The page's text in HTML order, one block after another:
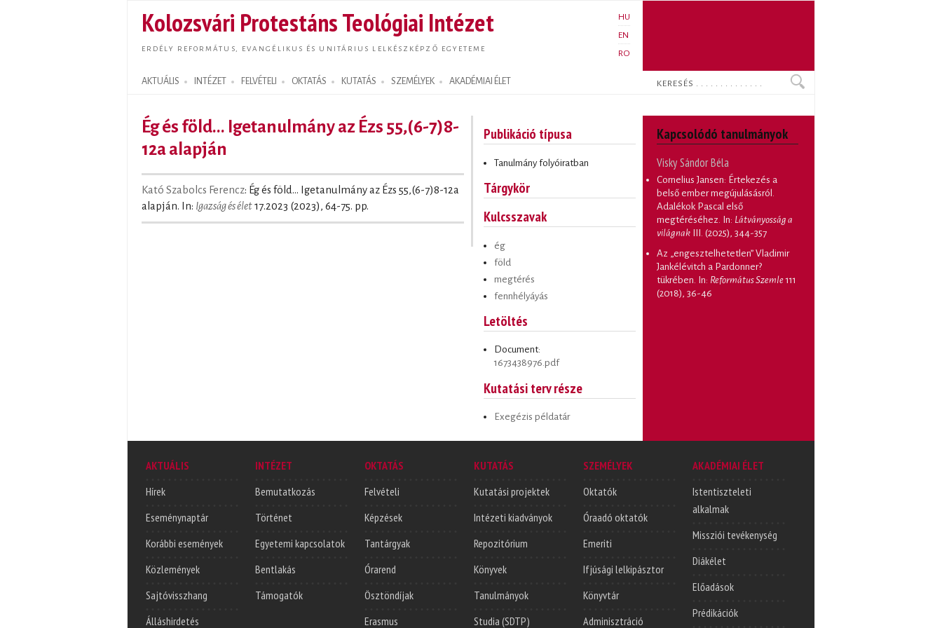
tartalomra
Kolozsvári Protestáns Teológiai Intézet
ERDÉLY REFORMÁTUS, EVANGÉLIKUS ÉS UNITÁRIUS LELKÉSZKÉPZŐ EGYETEME
HU
EN
RO
AKTUÁLIS INTÉZET FELVÉTELI OKTATÁS KUTATÁS SZEMÉLYEK AKADÉMIAI ÉLET
Search form
Keresés
Ég és föld... Igetanulmány az Ézs 55,(6-7)8-
12a alapján
Kató Szabolcs Ferencz: Ég és föld... Igetanulmány az Ézs 55,(6-7)8-12a
alapján. In: Igazság és élet17.2023 (2023), 64-75. pp.
Publikáció típusa
Tanulmány folyóiratban
Tárgykör
Kulcsszavak
ég
föld
megtérés
fennhélyáyás
Letöltés
Document:
1673438976.pdf
Kutatási terv része
Exegézis példatár
Kapcsolódó tanulmányok
Visky Sándor Béla
Cornelius Jansen: Értekezés a
belső ember megújulásásról.
Adalékok Pascal első
megtéréséhez . In: Látványosság a
világnak III. (2025), 344-357
Az „engesztelhetetlen” Vladimir
Jankélévitch a Pardonner?
tükrében . In: Református Szemle111
(2018), 36-46
AKTUÁLIS
Hírek
Eseménynaptár
Korábbi események
Közlemények
Sajtóvisszhang
Álláshirdetés
INTÉZET
Bemutatkozás
Történet
Egyetemi kapcsolatok
Bentlakás
Támogatók
OKTATÁS
Felvételi
Képzések
Tantárgyak
Órarend
Ösztöndíjak
Erasmus
KUTATÁS
Kutatási projektek
Intézeti kiadványok
Repozitórium
Könyvek
Tanulmányok
Studia (SDTP)
SZEMÉLYEK
Oktatók
Óraadó oktatók
Emeriti
Ifjúsági lelkipásztor
Könyvtár
Adminisztráció
AKADÉMIAI ÉLET
Istentiszteleti
alkalmak
Missziói tevékenység
Diákélet
Előadások
Prédikációk